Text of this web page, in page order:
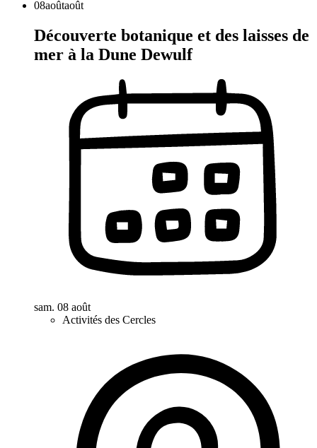
08aoûtaoût
Découverte botanique et des laisses de
mer à la Dune Dewulf
sam. 08 août
Activités des Cercles